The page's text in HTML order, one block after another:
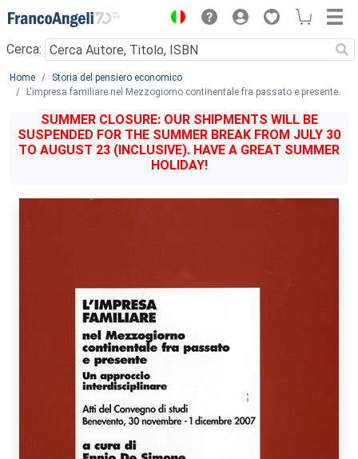
Menu
Cerca:
Main content
Home
Storia del pensiero economico
L'impresa familiare nel Mezzogiorno continentale fra passato e presente.
SUMMER CLOSURE: OUR SHIPMENTS WILL BE
SUSPENDED FOR THE SUMMER BREAK FROM JULY 30
TO AUGUST 23 (INCLUSIVE). HAVE A GREAT SUMMER
HOLIDAY!